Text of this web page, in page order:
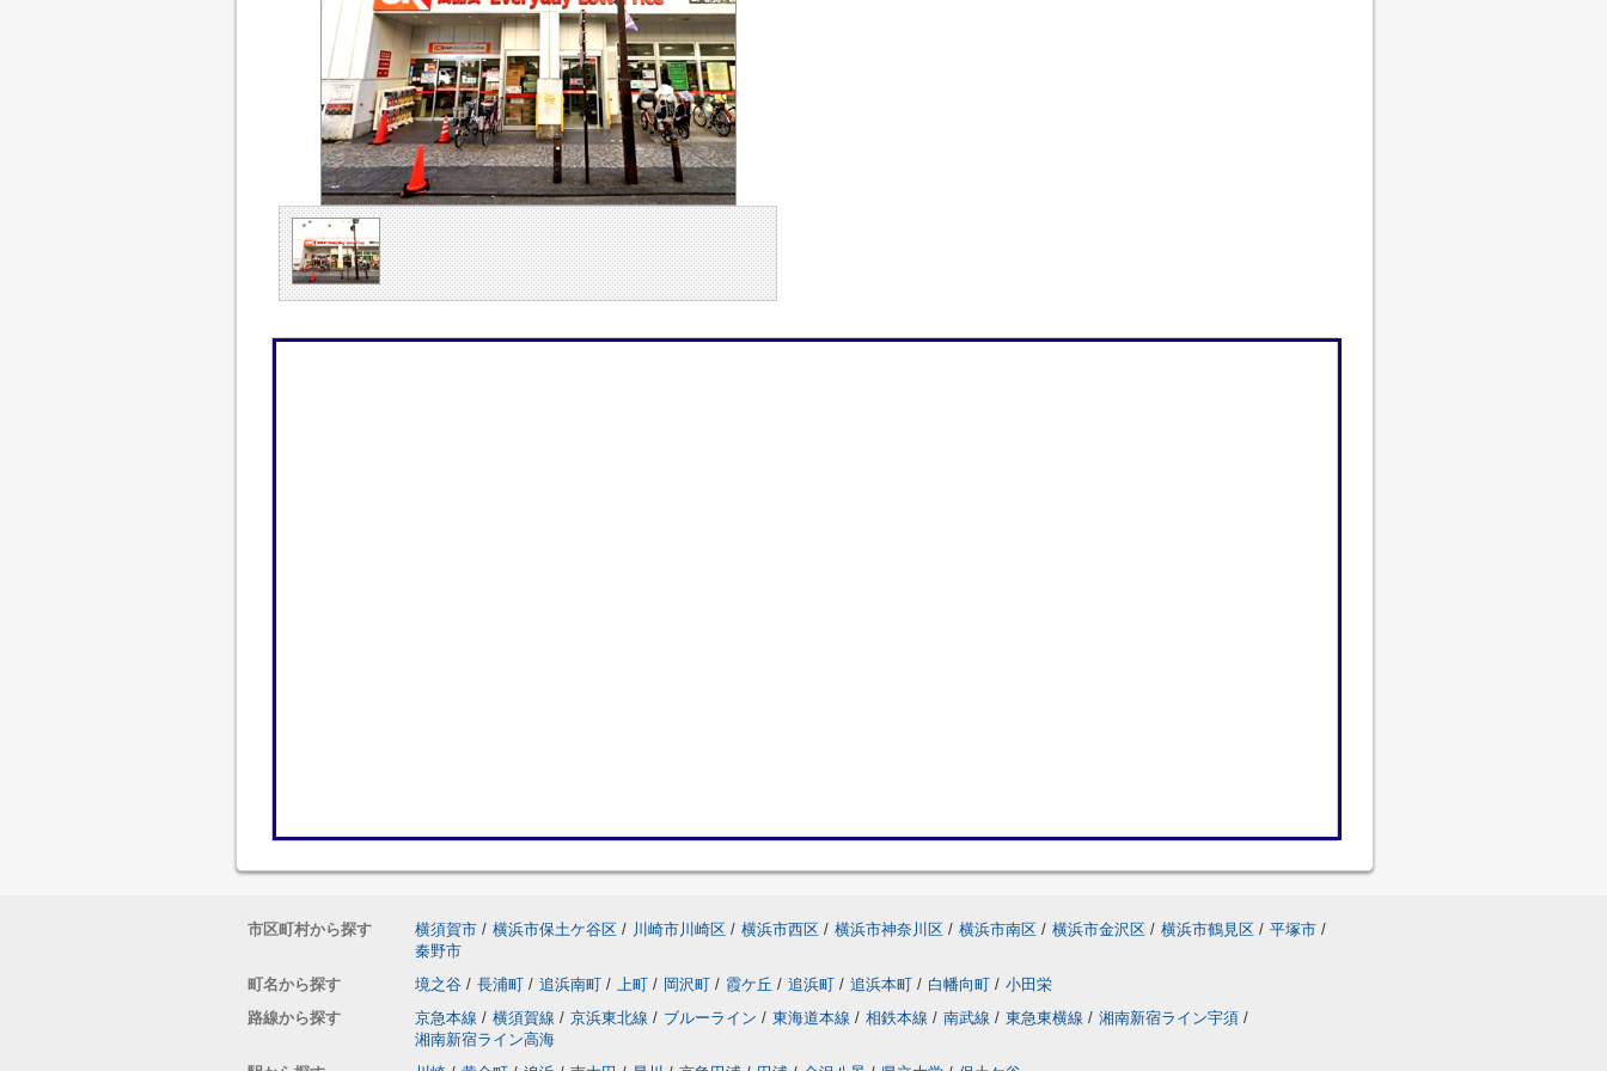
市区町村から探す 横須賀市 / 横浜市保土ケ谷区 / 川崎市川崎区 / 横浜市西区 / 横浜市神奈川区 / 横浜市南区 / 横浜市金沢区 / 横浜市鶴見区 / 平塚市 /
秦野市
町名から探す
境之谷 / 長浦町 / 追浜南町 / 上町 / 岡沢町 / 霞ケ丘 / 追浜町 / 追浜本町 / 白幡向町 / 小田栄
路線から探す
京急本線 / 横須賀線 / 京浜東北線 / ブルーライン / 東海道本線 / 相鉄本線 / 南武線 / 東急東横線 / 湘南新宿ライン宇須 /
湘南新宿ライン高海